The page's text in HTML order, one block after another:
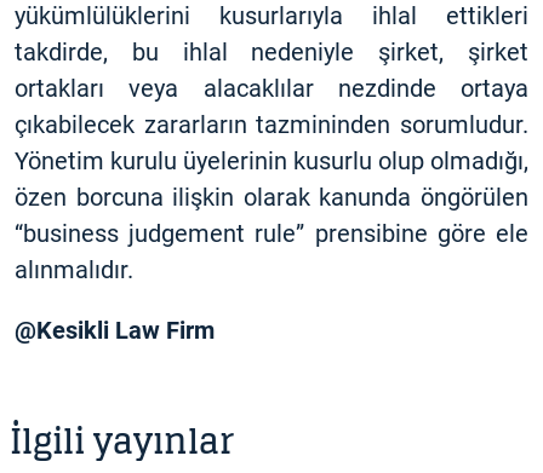
yükümlülüklerini kusurlarıyla ihlal ettikleri
takdirde, bu ihlal nedeniyle şirket, şirket
ortakları veya alacaklılar nezdinde ortaya
çıkabilecek zararların tazmininden sorumludur.
Yönetim kurulu üyelerinin kusurlu olup olmadığı,
özen borcuna ilişkin olarak kanunda öngörülen
“business judgement rule” prensibine göre ele
alınmalıdır.
@Kesikli Law Firm
İlgili yayınlar